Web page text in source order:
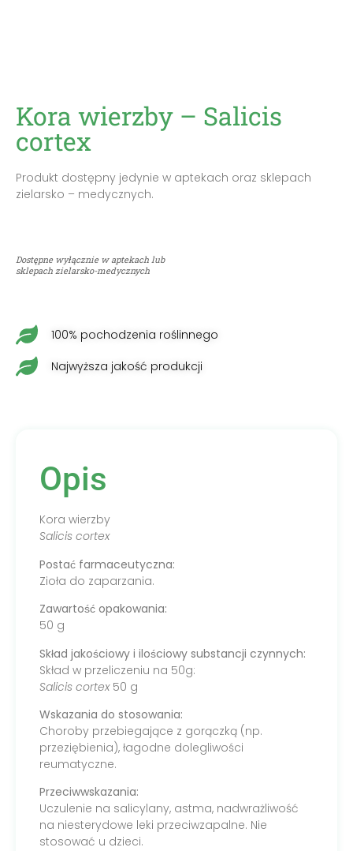
Kora wierzby – Salicis
cortex
Produkt dostępny jedynie w aptekach oraz sklepach
zielarsko – medycznych.
Dostępne wyłącznie w aptekach lub
sklepach zielarsko-medycznych
100% pochodzenia roślinnego
Najwyższa jakość produkcji
Opis
Kora wierzby
Salicis cortex
Postać farmaceutyczna:
Zioła do zaparzania.
Zawartość opakowania:
50 g
Skład jakościowy i ilościowy substancji czynnych:
Skład w przeliczeniu na 50g:
Salicis cortex50 g
Wskazania do stosowania:
Choroby przebiegające z gorączką (np.
przeziębienia), łagodne dolegliwości
reumatyczne.
Przeciwwskazania:
Uczulenie na salicylany, astma, nadwrażliwość
na niesterydowe leki przeciwzapalne. Nie
stosować u dzieci.